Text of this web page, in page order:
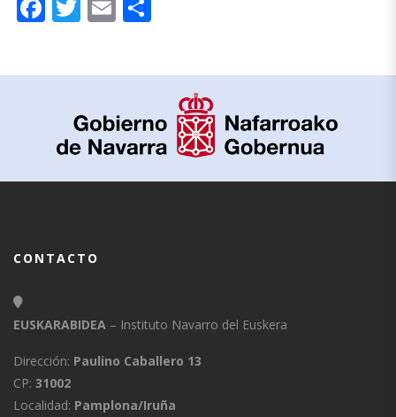
CONTACTO
EUSKARABIDEA – Instituto Navarro del Euskera
Dirección: Paulino Caballero 13
CP: 31002
Localidad: Pamplona/Iruña